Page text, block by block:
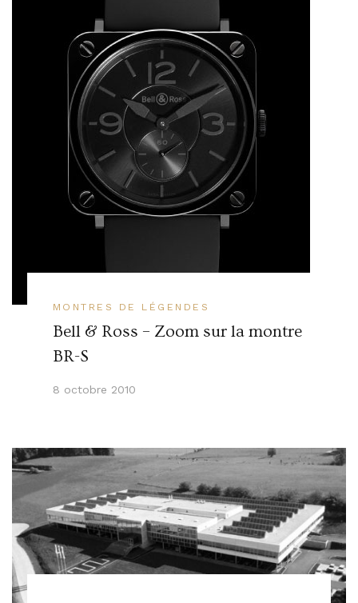
MONTRES DE LÉGENDES
Bell & Ross – Zoom sur la montre
BR-S
8 octobre 2010